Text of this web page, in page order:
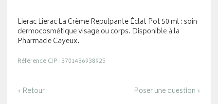
Lierac Lierac La Crème Repulpante Éclat Pot 50 ml : soin
dermocosmétique visage ou corps. Disponible à la
Pharmacie Cayeux.
Référence CIP : 3701436938925
‹ Retour Poser une question ›